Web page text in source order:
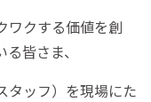
ワクする価値を創
皆さま、
タッフ）を現場にた